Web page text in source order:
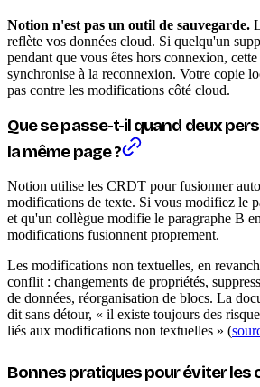
Notion n'est pas un outil de sauvegarde.
reflète vos données cloud. Si quelqu'un
pendant que vous êtes hors connexion, cette
synchronise à la reconnexion. Votre copie
pas contre les modifications côté cloud.
Que se passe-t-il quand deux
la même page ?
Notion utilise les CRDT pour fusionner
modifications de texte. Si vous modifiez le
et qu'un collègue modifie le paragraphe B
modifications fusionnent proprement.
Les modifications non textuelles, en
conflit : changements de propriétés,
de données, réorganisation de blocs. La
dit sans détour, « il existe toujours des
liés aux modifications non textuelles » (
Bonnes pratiques pour éviter les